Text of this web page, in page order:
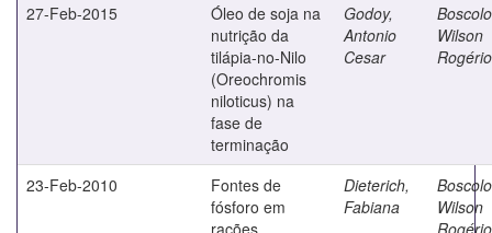
27-Feb-2015
Óleo de soja na
nutrição da
tilápia-no-Nilo
(Oreochromis
niloticus) na
fase de
terminação
Godoy,
Antonio
Cesar
Wilson
Rogério
23-Feb-2010
Fontes de
fósforo em
rações
Dieterich,
Fabiana
Wilson
Rogério